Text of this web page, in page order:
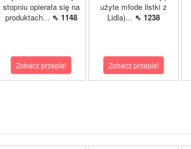
stopniu opierała się na
produktach... ⇖ 1148
Zobacz przepis!
użyte młode listki z
Lidla)... ⇖ 1238
Zobacz przepis!